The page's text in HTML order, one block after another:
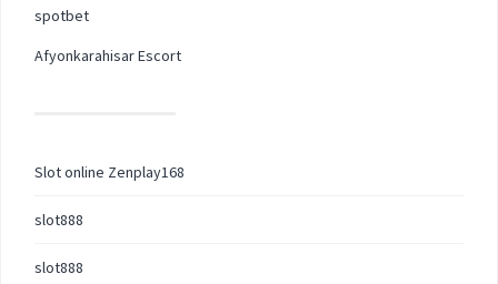
spotbet
Afyonkarahisar Escort
Slot online Zenplay168
slot888
slot888